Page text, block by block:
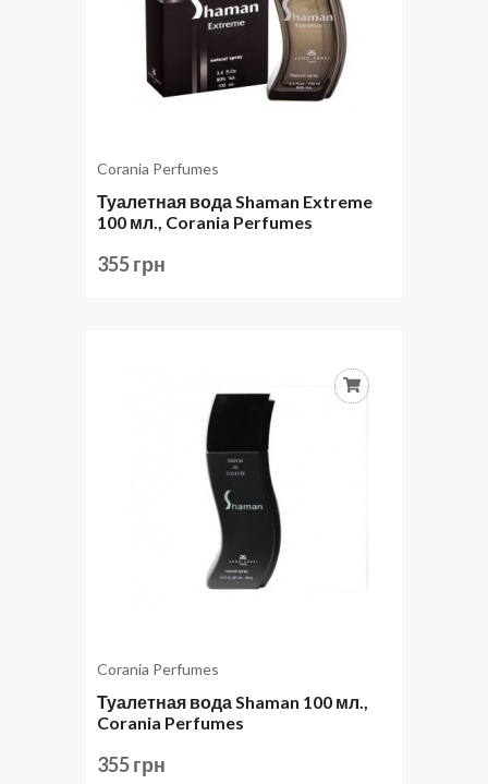
Corania Perfumes
Туалетная вода Shaman Extreme
100 мл., Corania Perfumes
355 грн
Corania Perfumes
Туалетная вода Shaman 100 мл.,
Corania Perfumes
355 грн